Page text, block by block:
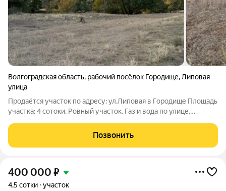
Волгоградская область, рабочий посёлок Городище, Липовая
улица
Продаётся участок по адресу: ул.Липовая в Городище Площадь
участка: 4 сотоки. Ровный участок. Газ и вода по улице.
Категория земли - Земли населенных пунктов - Садоводство
или огородничество.
Позвонить
400 000 ₽
4,5 сотки участок